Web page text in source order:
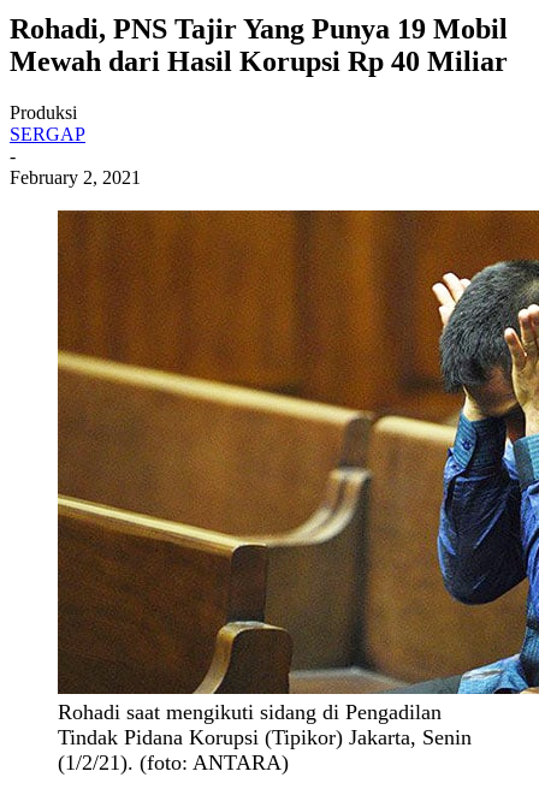
Rohadi, PNS Tajir Yang Punya 19 Mobil
Mewah dari Hasil Korupsi Rp 40 Miliar
Produksi
SERGAP
-
February 2, 2021
Rohadi saat mengikuti sidang di Pengadilan
Tindak Pidana Korupsi (Tipikor) Jakarta, Senin
(1/2/21). (foto: ANTARA)